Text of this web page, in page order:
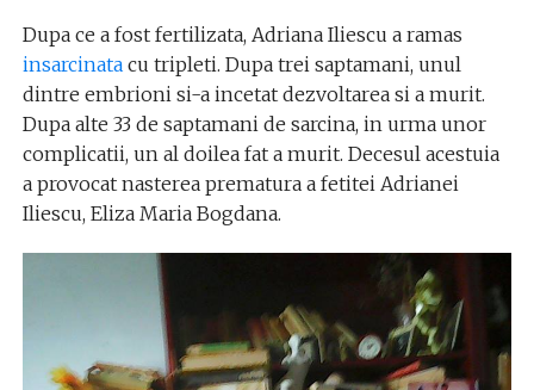
Dupa ce a fost fertilizata, Adriana Iliescu a ramas
insarcinatacu tripleti. Dupa trei saptamani, unul
dintre embrioni si-a incetat dezvoltarea si a murit.
Dupa alte 33 de saptamani de sarcina, in urma unor
complicatii, un al doilea fat a murit. Decesul acestuia
a provocat nasterea prematura a fetitei Adrianei
Iliescu, Eliza Maria Bogdana.